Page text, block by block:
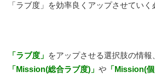
「ラブ度」を効率良くアップさせていく
「ラブ度」 をアップさせる選択肢の情報
「Mission(総合ラブ度)」 や 「Mission(